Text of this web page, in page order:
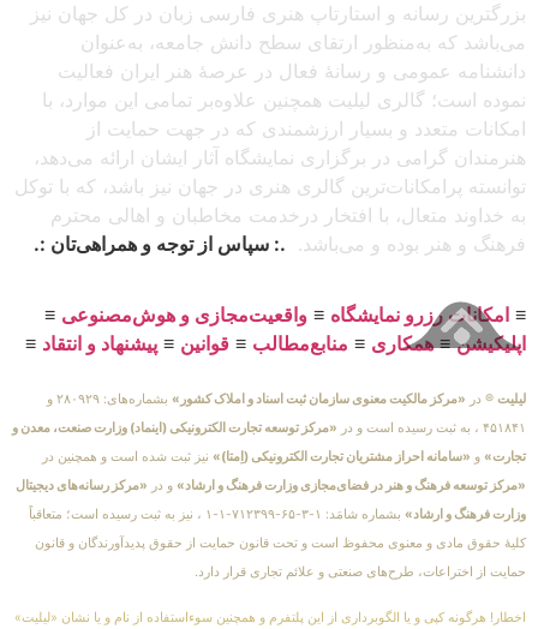
بزرگترین رسانه و استارتاپ هنری فارسی زبان در کل جهان نیز
می‌باشد که به‌منظور ارتقای سطح دانش جامعه، به‌عنوان
دانشنامه عمومی و رسانهٔ فعال در عرصهٔ هنر ایران فعالیت
نموده است؛ گالری لیلیت همچنین علاوه‌بر تمامی این موارد، با
امکانات متعدد و بسیار ارزشمندی که در جهت حمایت از
هنرمندان گرامی در برگزاری نمایشگاه آثار ایشان ارائه می‌دهد،
توانسته پرامکانات‌ترین گالری هنری در جهان نیز باشد، که با توکل
به خداوند متعال، با افتخار درخدمت مخاطبان و اهالی محترم
فرهنگ و هنر بوده و می‌باشد. .: سپاس از توجه و همراهی‌تان :.
≡ امکانات رزرو نمایشگاه ≡ واقعیت‌مجازی و هوش‌مصنوعی ≡
اپلیکیشن≡همکاری ≡ منابع‌مطالب ≡ قوانین ≡ پیشنهاد و انتقاد ≡
لیلیت ® در «مرکز مالکیت معنوی سازمان ثبت اسناد و املاک کشور»
بشماره‌های: ۲۸۰۹۲۹ و
۴۵۱۸۴۱ ، به ثبت رسیده است و در
«مرکز توسعه تجارت الکترونیکی (اینماد) وزارت صنعت، معدن و
تجارت» و «سامانه احراز مشتریان تجارت الکترونیکی (اِمتا)» نیز ثبت شده است و همچنین در
«مرکز توسعه فرهنگ و هنر در فضای‌مجازی وزارت فرهنگ و ارشاد» و در «مرکز رسانه‌های دیجیتال
وزارت فرهنگ و ارشاد»
بشماره شامَد: ۱-۳-۶۵-۷۱۲۳۹۹-۱-۱ ، نیز به ثبت رسیده است؛ متعاقباً
کلیهٔ حقوق مادی و معنوی محفوظ است و تحت قانون حمایت از حقوق پدیدآورندگان و قانون
حمایت از اختراعات، طرح‌های صنعتی و علائم تجاری قرار دارد.
اخطار! هرگونه کپی و یا الگوبرداری از این پلتفرم و همچنین سوءاستفاده از نام و یا نشان «لیلیت»